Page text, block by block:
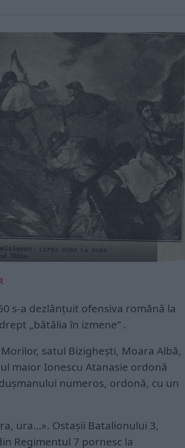
s-a dezlănțuit ofensiva română la
„bătălia în izmene” .
satul Bizigheşti, Moara Albă,
maior Ionescu Atanasie ordonă
numeros, ordonă, cu un
ura…». Ostaşii Batalionului 3,
Regimentul 7 pornesc la